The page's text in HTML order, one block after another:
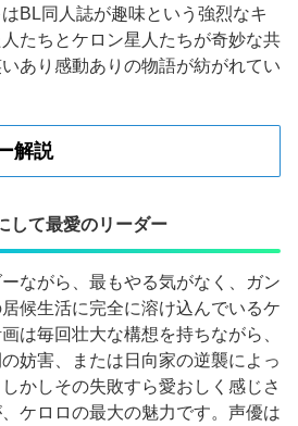
BL同人誌が趣味という強烈なキ
たちとケロン星人たちが奇妙な共
あり感動ありの物語が紡がれてい
解説
て最愛のリーダー
ながら、最もやる気がなく、ガン
候生活に完全に溶け込んでいるケ
は毎回壮大な構想を持ちながら、
妨害、または日向家の逆襲によっ
かしその失敗すら愛おしく感じさ
ケロロの最大の魅力です。声優は